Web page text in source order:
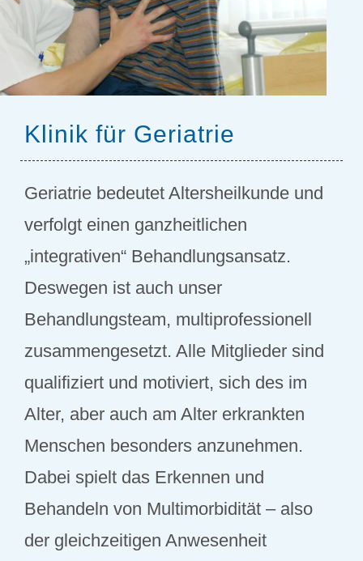
Klinik für Geriatrie
Geriatrie bedeutet Altersheilkunde und
verfolgt einen ganzheitlichen
„integrativen“ Behandlungsansatz.
Deswegen ist auch unser
Behandlungsteam, multiprofessionell
zusammengesetzt. Alle Mitglieder sind
qualifiziert und motiviert, sich des im
Alter, aber auch am Alter erkrankten
Menschen besonders anzunehmen.
Dabei spielt das Erkennen und
Behandeln von Multimorbidität – also
der gleichzeitigen Anwesenheit